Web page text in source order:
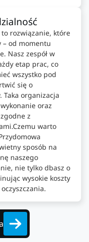
to rozwiązanie, które
– od momentu
Nasz zespół w
etap prac, co
wszystko pod
się o
Taka organizacja
oraz
z
warto
sposób na
naszego
nie tylko dbasz o
wysokie koszty